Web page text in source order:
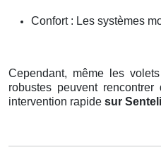
Confort : Les systèmes
Cependant, même les
robustes peuvent
intervention rapide sur